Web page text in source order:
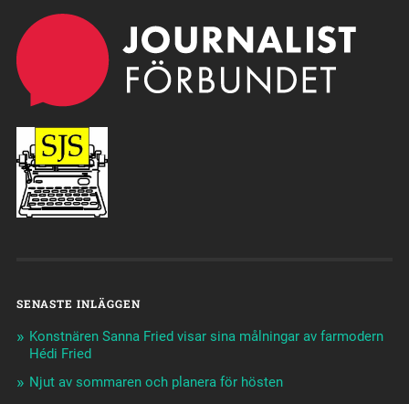
SENASTE INLÄGGEN
Konstnären Sanna Fried visar sina målningar av farmodern
Hédi Fried
Njut av sommaren och planera för hösten